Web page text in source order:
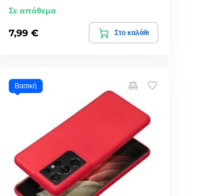
Σε απόθεμα
7,99 € Στο καλάθι
Βασική